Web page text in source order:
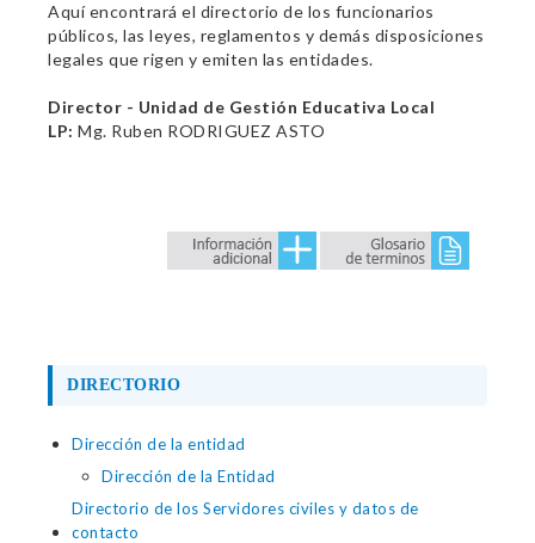
Aquí encontrará el directorio de los funcionarios
públicos, las leyes, reglamentos y demás disposiciones
legales que rigen y emiten las entidades.
Director - Unidad de Gestión Educativa Local
LP: Mg. Ruben RODRIGUEZ ASTO
DIRECTORIO
Dirección de la entidad
Dirección de la Entidad
Directorio de los Servidores civiles y datos de
contacto